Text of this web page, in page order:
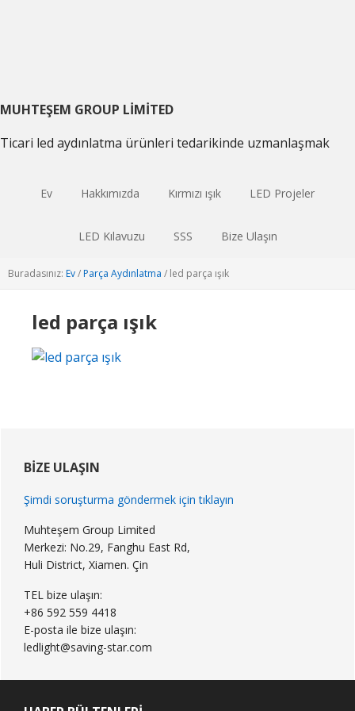
MUHTEŞEM GROUP LIMITED
Ticari led aydınlatma ürünleri tedarikinde uzmanlaşmak
Ev Hakkımızda Kırmızı ışık LED Projeler
LED Kılavuzu SSS Bize Ulaşın
Buradasınız: Ev/ Parça Aydınlatma / led parça ışık
led parça ışık
Kenar
Çubuğu
BIZE ULAŞIN
Şimdi soruşturma göndermek için tıklayın
Muhteşem Group Limited
Merkezi: No.29, Fanghu East Rd,
Huli District, Xiamen. Çin
TEL bize ulaşın:
+86 592 559 4418
E-posta ile bize ulaşın:
ledlight@saving-star.com